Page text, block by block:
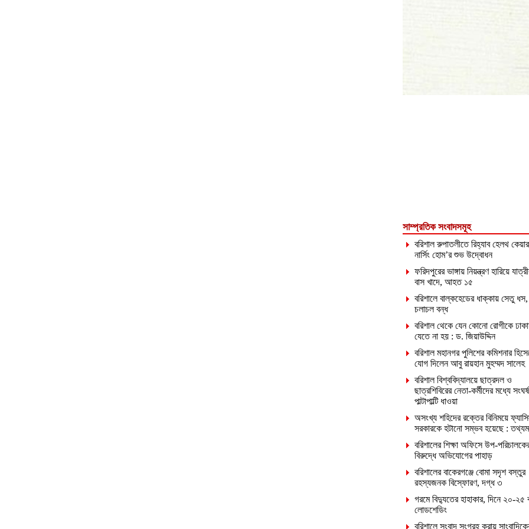
সাম্প্রতিক সংবাদসমূহ
বরিশাল রুপাতলীতে রিহ্যাব হেলথ
নার্সিং হোম’র শুভ উদ্বোধন
ফরিদপুরের ভাঙ্গায় নিয়ন্ত্রণ হারিয়ে
বাস খাদে, আহত ১৫
বরিশালে বাল্কহেডের ধাক্কায় সেতু ধস,
চলাচল বন্ধ
বরিশাল থেকে যেন কোনো রোগীকে
যেতে না হয় : ড. জিয়াউদ্দিন
বরিশাল মহানগর পুলিশের কমিশনার
যোগ দিলেন আবু রায়হান মুহম্মদ সালেহ
বরিশাল বিশ্ববিদ্যালয়ে ছাত্রদল ও
ছাত্রশিবিরের নেতা-কর্মীদের মধ্যে
পাল্টাপাল্টি ধাওয়া
অসংখ্য শহিদের রক্তের বিনিময়ে
সরকারকে হটানো সম্ভব হয়েছে :
বরিশালের শিক্ষা অফিসে উপ-
বিরুদ্ধে অভিযোগের পাহাড়
বরিশালের বাকেরগঞ্জে বোমা সদৃশ বস্তুর
রহস্যজনক বিস্ফোরণ, দগ্ধ ৩
গরমে বিদ্যুতের হাহাকার, দিনে ২০-২৫
লোডশেডিং
বরিশালে সংবাদ সংগ্রহ করায়